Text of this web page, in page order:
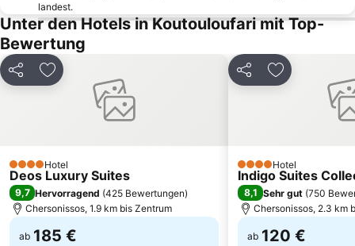
Ammoudi
Crete Golf Club
Fodele
Apostoli Village
Porto Elounda Golf tournament
Aquapark Bravo
Thessaloniki Documentary Festival in Heraklion
Venetian Walls of Herakleion
landest.
Unter den Hotels in Koutouloufari mit Top-
Bewertung
Teilen Zu Favoriten hinzufügen
4 SterneHotel
Deos Luxury Suites
9,7 Hervorragend (425 Bewertungen)
Chersonissos, 1.9 km bis Zentrum
ab 185 €
Teilen Zu Favoriten
4 SterneHotel
Indigo Suites
8,1 Sehr gut (750
Chersonissos, 2.3 km
ab 120 €